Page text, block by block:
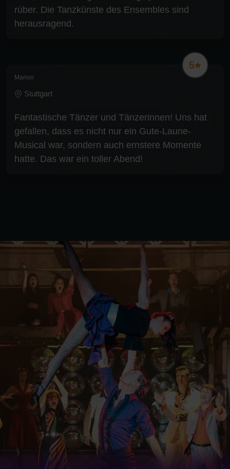
rüber. Die Tanzkünste des Ensembles sind
herausragend.
5
Marion
Stuttgart
Fantastische Tänzer und Tänzerinnen! Uns hat
gefallen, dass es nicht nur ein Gute-Laune-
Musical war, sondern auch ernstere Momente
hatte. Das war ein toller Abend!